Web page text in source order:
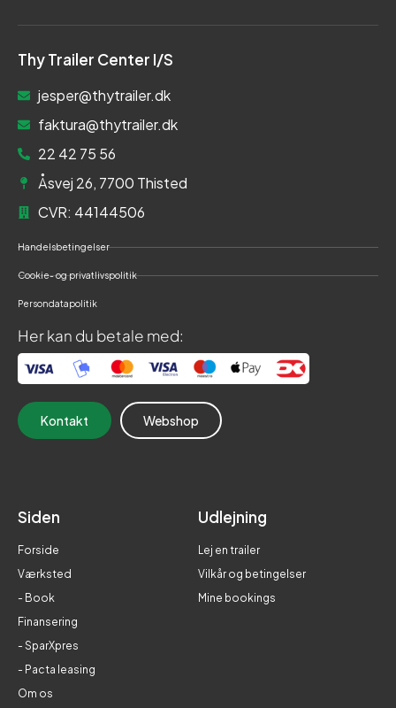
Thy Trailer Center I/S
jesper@thytrailer.dk
faktura@thytrailer.dk
22 42 75 56
Åsvej 26, 7700 Thisted
CVR: 44144506
Handelsbetingelser
Cookie- og privatlivspolitik
Persondatapolitik
Her kan du betale med:
Kontakt Webshop
Siden
Forside
Værksted
- Book
Finansering
- SparXpres
- Pacta leasing
Om os
Udlejning
Lej en trailer
Vilkår og betingelser
Mine bookings